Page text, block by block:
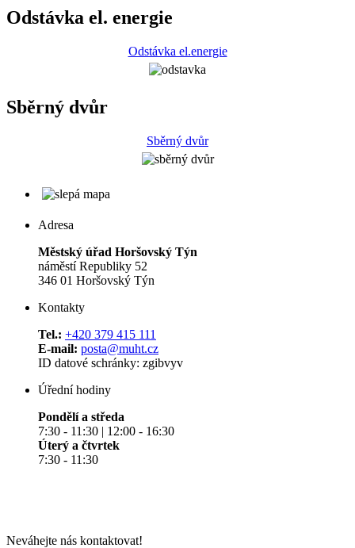
Odstávka el. energie
Odstávka el.energie
Sběrný dvůr
Sběrný dvůr
Adresa
Městský úřad Horšovský Týn
náměstí Republiky 52
346 01 Horšovský Týn
Kontakty
Tel.: +420 379 415 111
E-mail: posta@muht.cz
ID datové schránky: zgibvyv
Úřední hodiny
Pondělí a středa
7:30 - 11:30 | 12:00 - 16:30
Úterý a čtvrtek
7:30 - 11:30
Neváhejte nás kontaktovat!